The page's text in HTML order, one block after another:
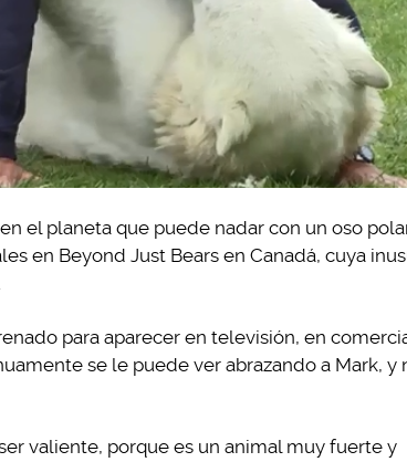
el planeta que puede nadar con un oso
en Beyond Just Bears en Canadá, cuya
para aparecer en televisión, en
se le puede ver abrazando a Mark, y
valiente, porque es un animal muy fuerte y